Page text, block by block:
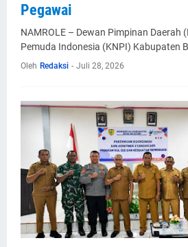
Pegawai
NAMROLE – Dewan Pimpinan Daerah
Pemuda Indonesia (KNPI) Kabupaten
Oleh Redaksi - Juli 28, 2026